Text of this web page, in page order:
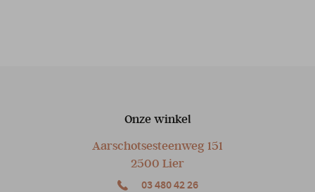
Onze winkel
Aarschotsesteenweg 151
2500 Lier
03 480 42 26